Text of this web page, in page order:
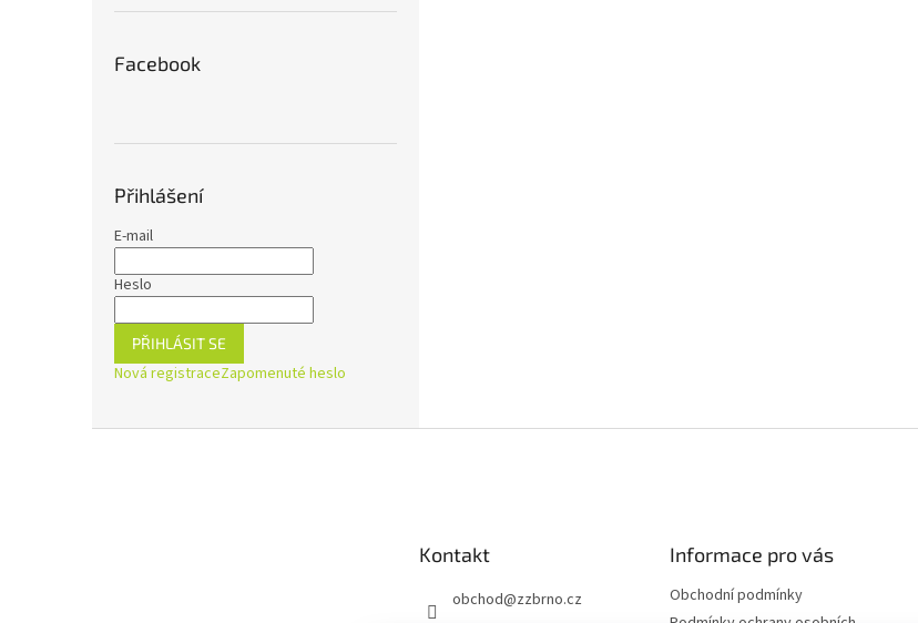
Facebook
Přihlášení
E-mail
Heslo
PŘIHLÁSIT SE
Nová registraceZapomenuté heslo
Kontakt
obchod@zzbrno.cz
Informace pro vás
Obchodní podmínky